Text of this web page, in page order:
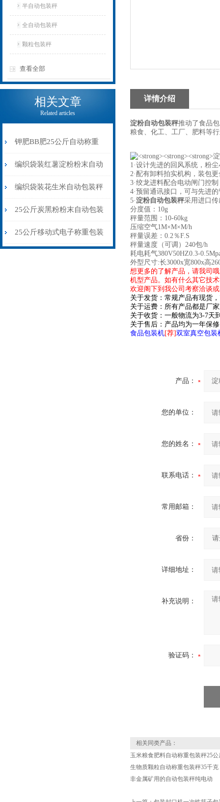
半自动包装秤
全自动包装秤
颗粒包装秤
查看全部
相关文章
Related articles
钾肥BB肥25公斤自动称重
包装秤移动式双称
编织袋装红薯淀粉粉末自动
包装秤配缝口机
编织袋装花生米自动包装秤
\自流式灌装秤品牌
25公斤炭黑粉粉末自动包装
秤升降除尘式
25公斤移动式电子称重包装
详情介绍
淀粉自动包装秤推动了食品
粮食、化工、工厂、肥料等
1·设计先进的回风系统，粉
2·配有卸料拍实机构，装包
3·绞龙进料配合电动闸门控
4·预留通讯接口，可与先进
5·淀粉自动包装秤采用进口
分度值：10g
秤量范围：10-60kg
压缩空气1M×M×M/h
秤量误差：0.2％F.S
秤量速度（可调）240包/h
耗电耗气380V50HZ0.3-
外型尺寸:长3000x宽800x高
想更多的了解产品，请我司
机型产品。如有什么其它技
欢迎阁下到我公司考察洽谈
关于发货：常规产品有现货
关于运费：所有产品都是厂
关于收货：一般物流为3-7天
关于售后：产品均为一年保
食品包装机[荐]双室真空包装
产品：
您的单位：
您的姓名：
联系电话：
常用邮箱：
省份：
详细地址：
补充说明：
验证码：
相关同类产品：
玉米粮食肥料自动称重包装秤25公
生物质颗粒自动称重包装秤35千克
非金属矿用的自动包装秤纯电动